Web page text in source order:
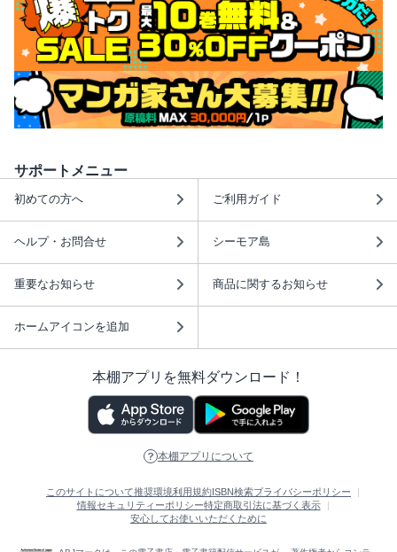
サポートメニュー
初めての方へ ご利用ガイド
ヘルプ・お問合せ シーモア島
重要なお知らせ 商品に関するお知らせ
ホームアイコンを追加
本棚アプリを無料ダウンロード！
本棚アプリについて
このサイトについて推奨環境利用規約ISBN検索プライバシーポリシー
情報セキュリティーポリシー特定商取引法に基づく表示
安心してお使いいただくために